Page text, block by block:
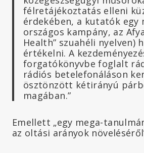
félretájékoztatás elleni
érdekében, a kutatók egy
országos kampány, az
Health” szuahéli nyelven)
értékelni. A
forgatókönyvbe foglalt
rádiós betelefonáláson
ösztönzött kétirányú
magában.”
Emellett „egy mega-
az oltási arányok